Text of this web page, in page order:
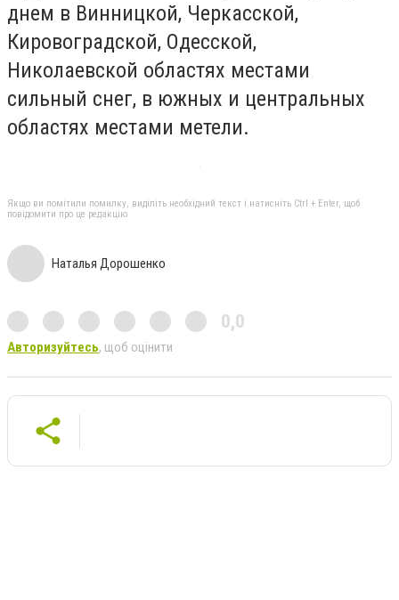
днем в Винницкой, Черкасской,
Кировоградской, Одесской,
Николаевской областях местами
сильный снег, в южных и центральных
областях местами метели.
Якщо ви помітили помилку, виділіть необхідний текст і натисніть Ctrl + Enter, щоб
повідомити про це редакцію
Наталья Дорошенко
0,0
Авторизуйтесь, щоб оцінити